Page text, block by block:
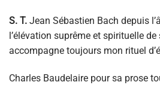
S. T. Jean Sébastien Bach depuis
l’élévation suprême et spirituelle de
accompagne toujours mon rituel
Charles Baudelaire pour sa prose